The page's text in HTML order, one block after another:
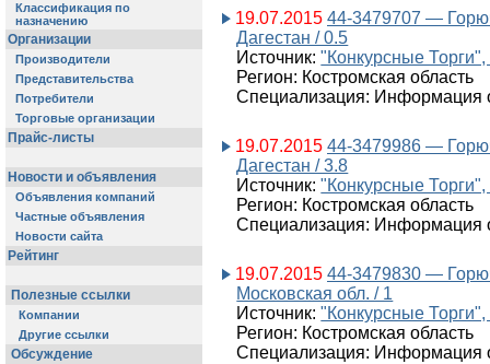
Классификация по
назначению
Организации
Производители
Представительства
Потребители
Торговые организации
Прайс-листы
Новости и объявления
Объявления компаний
Частные объявления
Новости сайта
Рейтинг
Полезные ссылки
Компании
Другие ссылки
Обсуждение
19.07.2015 44-3479707 —
Дагестан / 0.5
Источник:"Конкурсные Торги",
Регион: Костромская область
Специализация: Информация
19.07.2015 44-3479986 —
Дагестан / 3.8
Источник:"Конкурсные Торги",
Регион: Костромская область
Специализация: Информация
19.07.2015 44-3479830 —
Московская обл. / 1
Источник:"Конкурсные Торги",
Регион: Костромская область
Специализация: Информация